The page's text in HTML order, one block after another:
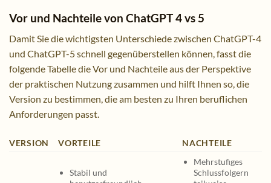
Vor und Nachteile von ChatGPT 4 vs 5
Damit Sie die wichtigsten Unterschiede zwischen ChatGPT-4
und ChatGPT-5 schnell gegenüberstellen können, fasst die
folgende Tabelle die Vor und Nachteile aus der Perspektive
der praktischen Nutzung zusammen und hilft Ihnen so, die
Version zu bestimmen, die am besten zu Ihren beruflichen
Anforderungen passt.
VERSION VORTEILE NACHTEILE
Stabil und
Mehrstufiges
Schlussfolgern